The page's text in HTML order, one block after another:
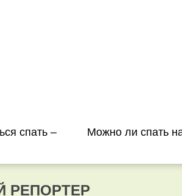
спать – Можно ли спать
РЕПОРТЕР